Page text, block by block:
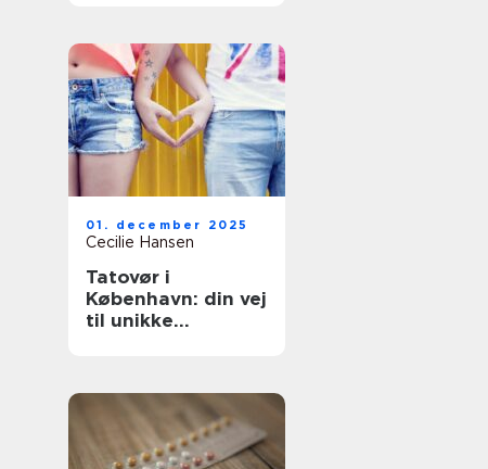
01. december 2025
Cecilie Hansen
Tatovør i
København: din vej
til unikke